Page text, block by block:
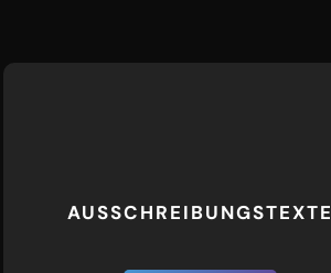
AUSSCHREIBUNGSTEXTE